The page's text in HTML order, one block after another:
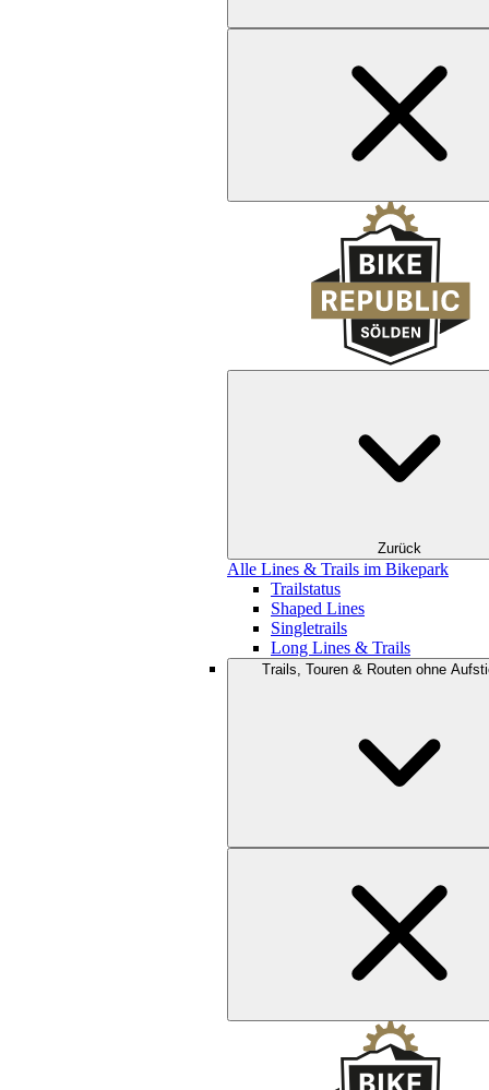
Zurück
Alle Lines & Trails im Bikepark
Trailstatus
Shaped Lines
Singletrails
Long Lines & Trails
Trails, Touren & Routen ohne